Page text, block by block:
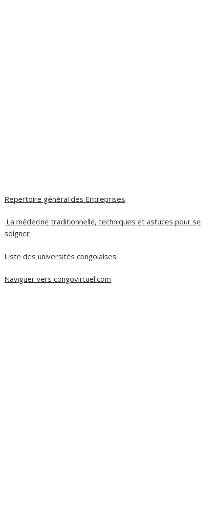
Repertoire général des Entreprises
La médecine traditionnelle, techniques et astuces pour se
soigner
Liste des universités congolaises
Naviguer vers congovirtuel.com